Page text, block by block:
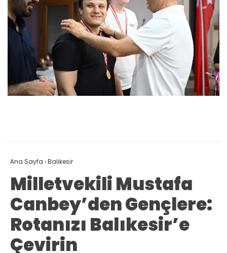
Ana Sayfa ›Balıkesir
Milletvekili Mustafa
Canbey’den Gençlere:
Rotanızı Balıkesir’e
Çevirin